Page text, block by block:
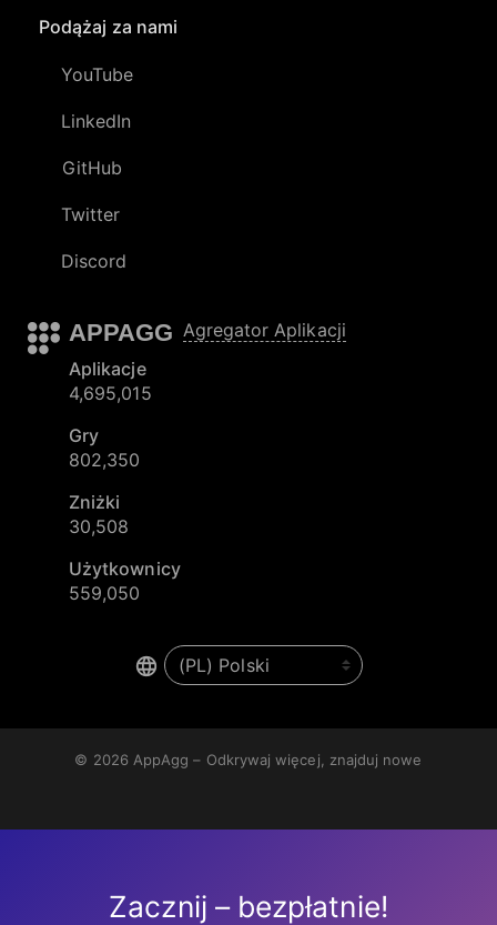
Podążaj za nami
YouTube
LinkedIn
GitHub
Twitter
Discord
APPAGG Agregator Aplikacji
Aplikacje
4,695,015
Gry
802,350
Zniżki
30,508
Użytkownicy
559,050
© 2026 AppAgg – Odkrywaj więcej, znajduj nowe
Zacznij – bezpłatnie!